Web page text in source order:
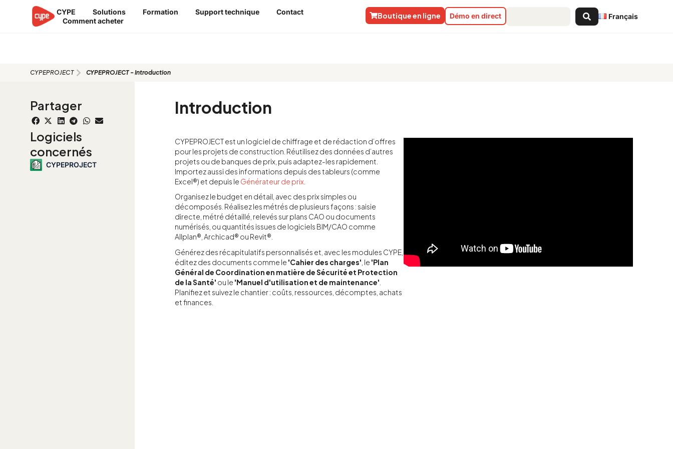
CYPE Solutions Formation Support technique
Contact
Comment acheter
Français
Search
Démo en direct
Boutique en ligne
CYPEPROJECT CYPEPROJECT - Introduction
Partager
Logiciels
concernés
CYPEPROJECT
Introduction
CYPEPROJECT est un logiciel de chiffrage et de rédaction d’offres
pour les projets de construction. Réutilisez des données d’autres
projets ou de banques de prix, puis adaptez-les rapidement.
Importez aussi des informations depuis des tableurs (comme
Excel®) et depuis le Générateur de prix.
Organisez le budget en détail, avec des prix simples ou
décomposés. Réalisez les métrés de plusieurs façons : saisie
directe, métré détaillé, relevés sur plans CAO ou documents
numérisés, ou quantités issues de logiciels BIM/CAO comme
Allplan®, Archicad® ou Revit®.
Générez des récapitulatifs personnalisés et, avec les modules CYPE,
éditez des documents comme le 'Cahier des charges' , le 'Plan
Général de Coordination en matière de Sécurité et Protection
de la Santé' ou le 'Manuel d'utilisation et de maintenance'
Planifiez et suivez le chantier : coûts, ressources, décomptes, achats
et finances.